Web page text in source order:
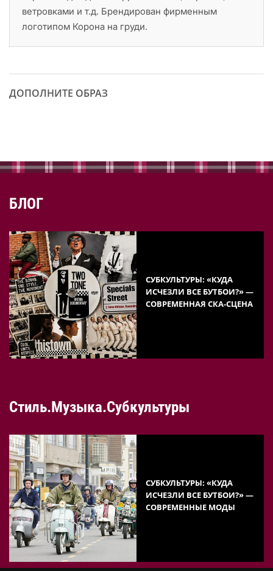
ветровками и т.д. Брендирован фирменным
логотипом Корона на груди.
ДОПОЛНИТЕ ОБРАЗ
БЛОГ
СУБКУЛЬТУРЫ: «КУДА
ИСЧЕЗЛИ ВСЕ БУТБОИ?» —
СОВРЕМЕННАЯ СКА-СЦЕНА
Стиль.Музыка.Субкультуры
СУБКУЛЬТУРЫ: «КУДА
ИСЧЕЗЛИ ВСЕ БУТБОИ?» —
СОВРЕМЕННЫЕ МОДЫ